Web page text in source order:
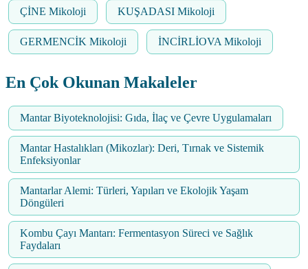
ÇİNE Mikoloji KUŞADASI Mikoloji
GERMENCİK Mikoloji İNCİRLİOVA Mikoloji
En Çok Okunan Makaleler
Mantar Biyoteknolojisi: Gıda, İlaç ve Çevre Uygulamaları
Mantar Hastalıkları (Mikozlar): Deri, Tırnak ve Sistemik
Enfeksiyonlar
Mantarlar Alemi: Türleri, Yapıları ve Ekolojik Yaşam
Döngüleri
Kombu Çayı Mantarı: Fermentasyon Süreci ve Sağlık
Faydaları